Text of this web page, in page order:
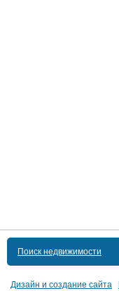
Поиск недвижимости
Дизайн и создание сайта